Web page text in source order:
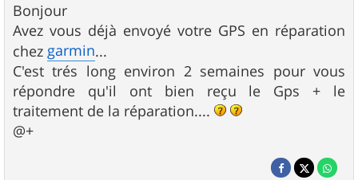
s
s
a
g
e
Bonjour
Avez vous déjà envoyé votre GPS en réparation
chez garmin...
C'est trés long environ 2 semaines pour vous
répondre qu'il ont bien reçu le Gps + le
traitement de la réparation....
@+